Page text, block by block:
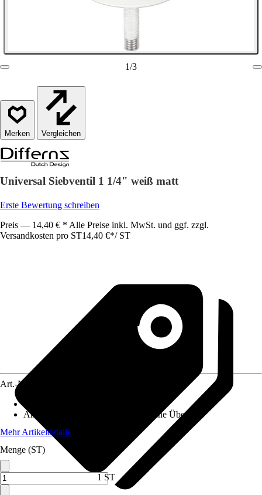
1/3
Vergleichen
Universal Siebventil 1 1/4" weiß matt
Erste Bewertung schreiben
Preis — 14,40 € * Alle Preise inkl. MwSt. und ggf. zzgl.
Versandkosten pro ST14,40 €*/ ST
Art.-Nr.
Anwendungsbereich
Waschtisch ohne Überlauf
Mehr Artikeldetails
Menge (ST)
1 ST